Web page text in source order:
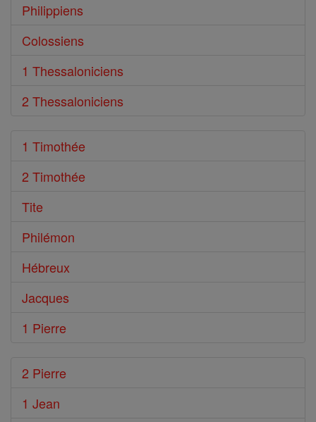
Philippiens
Colossiens
1 Thessaloniciens
2 Thessaloniciens
1 Timothée
2 Timothée
Tite
Philémon
Hébreux
Jacques
1 Pierre
2 Pierre
1 Jean